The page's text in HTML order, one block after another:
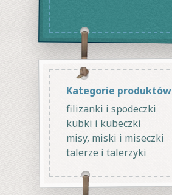
Kategorie produktów
filizanki i spodeczki
kubki i kubeczki
misy, miski i miseczki
talerze i talerzyki